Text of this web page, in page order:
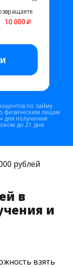
10 000 ₽
по займу
физическим лицам
для получения
до 21 дня
рублей
в
и
взять